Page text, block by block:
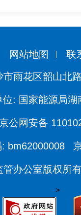
网站地图 联
雨花区韶山北
位: 国家能源局湖
京公网安备
bm62000008
管办公室版权所
>